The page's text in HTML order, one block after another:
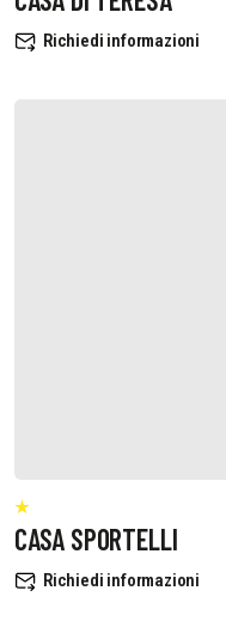
Richiedi informazioni
CASA SPORTELLI
Richiedi informazioni